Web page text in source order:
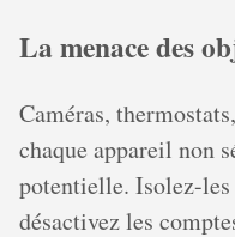
La menace des
Caméras,
chaque appareil non
potentielle. Isolez-
désactivez les